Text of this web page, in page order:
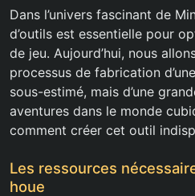
Dans l’univers fascinant de
d’outils est essentielle pour
de jeu. Aujourd’hui, nous
processus de fabrication
sous-estimé, mais d’une
aventures dans le monde
comment créer cet outil
Les ressources
houe